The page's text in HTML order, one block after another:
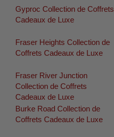
Gyproc Collection de Coffrets
Cadeaux de Luxe
Fraser Heights Collection de
Coffrets Cadeaux de Luxe
Fraser River Junction
Collection de Coffrets
Cadeaux de Luxe
Burke Road Collection de
Coffrets Cadeaux de Luxe